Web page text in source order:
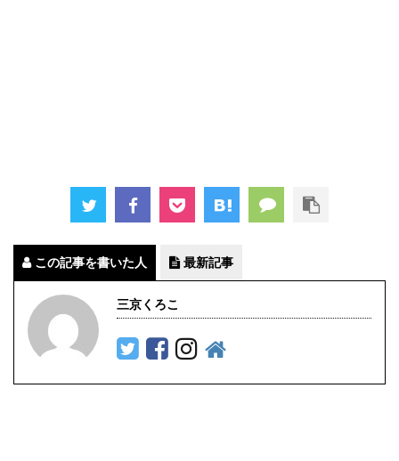
この記事を書いた人 最新記事
三京くろこ